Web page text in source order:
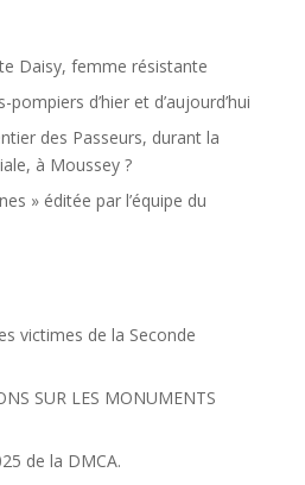
Daisy, femme résistante
d’hier et d’aujourd’hui
des Passeurs, durant la
à Moussey ?
» éditée par l’équipe du
victimes de la Seconde
SUR LES MONUMENTS
de la DMCA.